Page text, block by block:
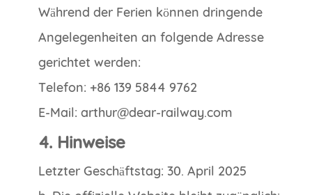
Während der Ferien können dringende
Angelegenheiten an folgende Adresse
gerichtet werden:
Telefon: +86 139 5844 9762
E-Mail: arthur@dear-railway.com
4. Hinweise
Letzter Geschäftstag: 30. April 2025